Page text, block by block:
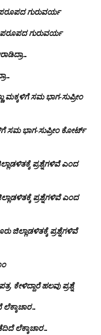
ಗುರುವರ್ಯ
ಗುರುವರ್ಯ
ಮಕ್ಕಳಿಗೆ ಸಮ ಭಾಗ-ಸುಪ್ರೀಂ
ಸಮ ಭಾಗ-ಸುಪ್ರೀಂ ಕೋರ್ಟ್
ಪ್ರಶ್ನೆಗಳಿವೆ ಎಂದ
ಪ್ರಶ್ನೆಗಳಿವೆ ಎಂದ
ಜಿಲ್ಲಾಡಳಿತಕ್ಕೆ ಪ್ರಶ್ನೆಗಳಿವೆ
ಕೇಳಿದ್ದಾರೆ ಹಲವು ಪ್ರಶ್ನೆ
ಲೆಕ್ಕಾಚಾರ…